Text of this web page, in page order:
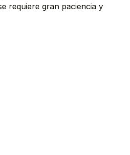
requiere gran paciencia y